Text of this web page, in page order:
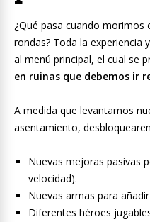
¿Qué pasa cuando
rondas? Toda la experiencia
al menú principal, el cual se
en ruinas que debemos ir
A medida que levantamos
asentamiento,
Nuevas mejoras pasivas
velocidad).
Nuevas armas para
Diferentes héroes